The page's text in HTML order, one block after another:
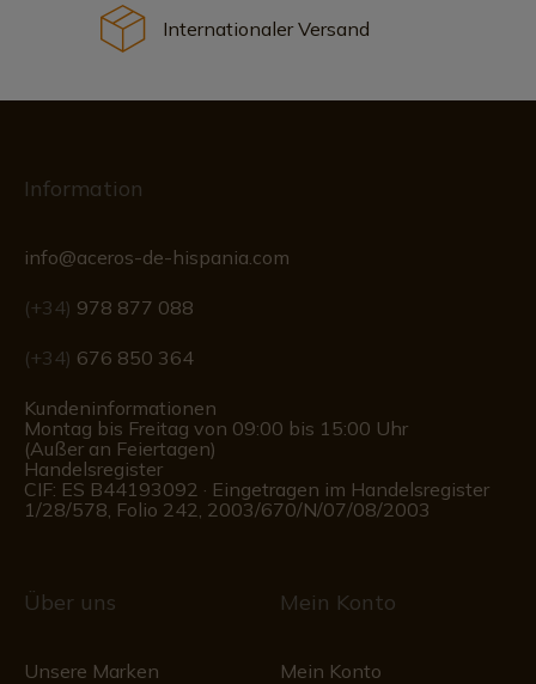
Internationaler Versand
Information
info@aceros-de-hispania.com
(+34) 978 877 088
(+34) 676 850 364
Kundeninformationen
Montag bis Freitag von 09:00 bis 15:00 Uhr
(Außer an Feiertagen)
Handelsregister
CIF: ES B44193092 · Eingetragen im Handelsregister
1/28/578, Folio 242, 2003/670/N/07/08/2003
Über uns
Unsere Marken
Mein Konto
Mein Konto